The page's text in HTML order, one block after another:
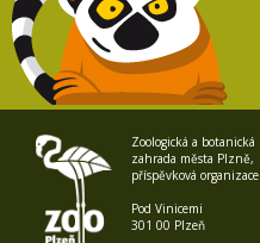
Zoologická a botanická
zahrada města Plzně,
příspěvková organizace
Pod Vinicemi
301 00 Plzeň